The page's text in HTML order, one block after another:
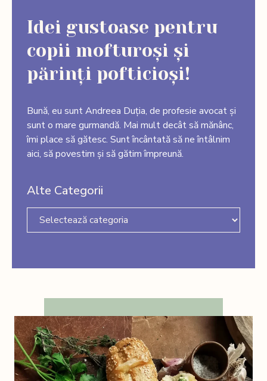
Idei gustoase pentru
copii mofturoși și
părinți pofticioși!
Bună, eu sunt Andreea Duția, de profesie avocat și
sunt o mare gurmandă. Mai mult decât să mănânc,
îmi place să gătesc. Sunt încântată să ne întâlnim
aici, să povestim și să gătim împreună.
Alte Categorii